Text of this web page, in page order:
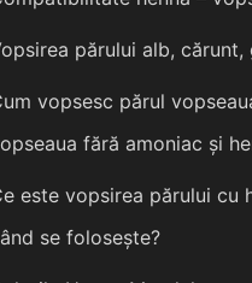
părului alb, cărunt,
vopsesc părul
fără amoniac și
este vopsirea părului cu
se folosește?